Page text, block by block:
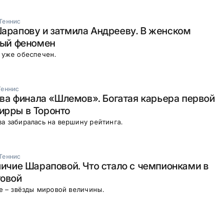
и затмила Андрееву. В женском
феномен
уже обеспечен.
финала «Шлемов». Богатая карьера первой
в Торонто
забиралась на вершину рейтинга.
Шараповой. Что стало с чемпионками в
– звёзды мировой величины.